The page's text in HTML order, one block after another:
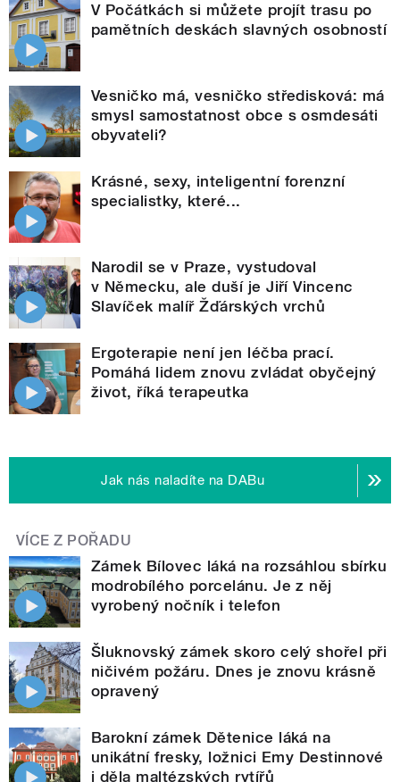
V Počátkách si můžete projít trasu po
pamětních deskách slavných osobností
Vesničko má, vesničko středisková: má
smysl samostatnost obce s osmdesáti
obyvateli?
Krásné, sexy, inteligentní forenzní
specialistky, které...
Narodil se v Praze, vystudoval
v Německu, ale duší je Jiří Vincenc
Slavíček malíř Žďárských vrchů
Ergoterapie není jen léčba prací.
Pomáhá lidem znovu zvládat obyčejný
život, říká terapeutka
Jak nás naladíte na DABu
VÍCE Z POŘADU
Zámek Bílovec láká na rozsáhlou sbírku
modrobílého porcelánu. Je z něj
vyrobený nočník i telefon
Šluknovský zámek skoro celý shořel při
ničivém požáru. Dnes je znovu krásně
opravený
Barokní zámek Dětenice láká na
unikátní fresky, ložnici Emy Destinnové
i děla maltézských rytířů